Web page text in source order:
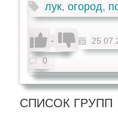
лук,огород,
-
0
СПИСОК ГРУПП